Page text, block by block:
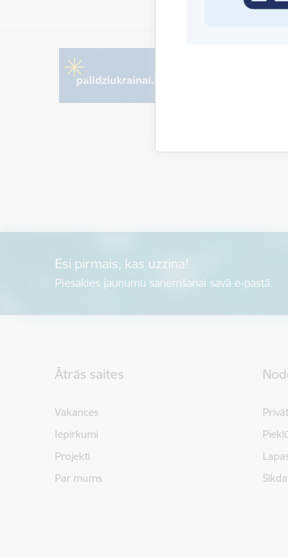
Esi pirmais, kas uzzina!
Piesakies jaunumu saņemšanai savā e-pastā.
Ātrās saites
Vakances
Iepirkumi
Projekti
Par mums